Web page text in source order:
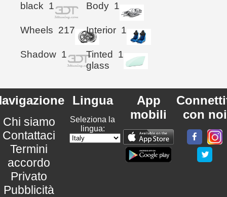
black 1 Body 1
Wheels 217 Interior 1
Shadow 1
Tinted
glass
1
Chi siamo
Contattaci
Termini
accordo
Privato
Pubblicità
Lingua
Seleziona la
lingua:
App
mobili
con noi